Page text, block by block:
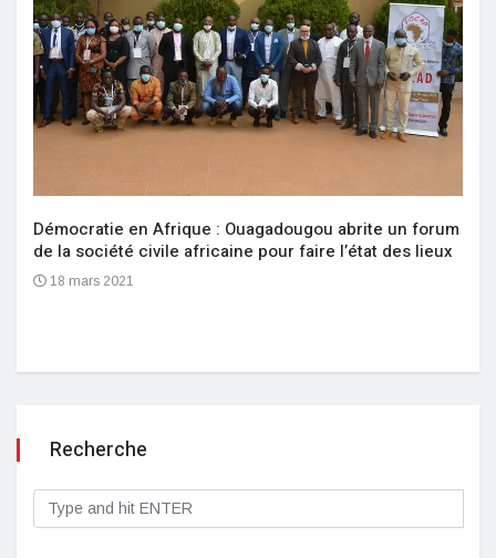
Démocratie en Afrique : Ouagadougou abrite un forum
de la société civile africaine pour faire l’état des lieux
18 mars 2021
Recherche